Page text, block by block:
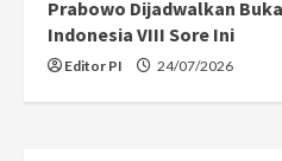
Prabowo Dijadwalkan
Indonesia VIII Sore Ini
Editor PI 24/07/2026